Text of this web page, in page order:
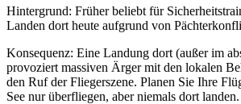
Hintergrund: Früher beliebt für
Landen dort heute aufgrund von
Konsequenz: Eine Landung dort (außer im
provoziert massiven Ärger mit den lokalen
den Ruf der Fliegerszene. Planen Sie Ihre
See nur überfliegen, aber niemals dort landen.